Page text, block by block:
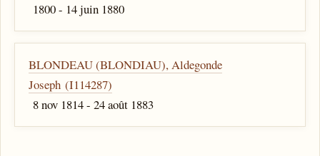
1800 - 14 juin 1880
BLONDEAU (BLONDIAU), Aldegonde
Joseph (I114287)
8 nov 1814 - 24 août 1883